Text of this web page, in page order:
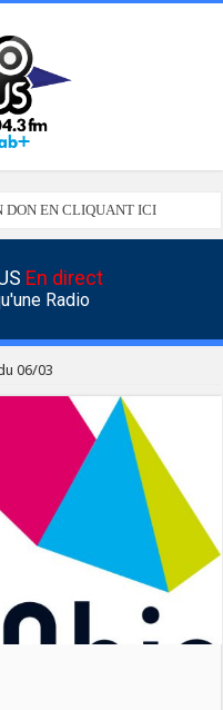
DON EN CLIQUANT ICI
En direct
Radio
06/03